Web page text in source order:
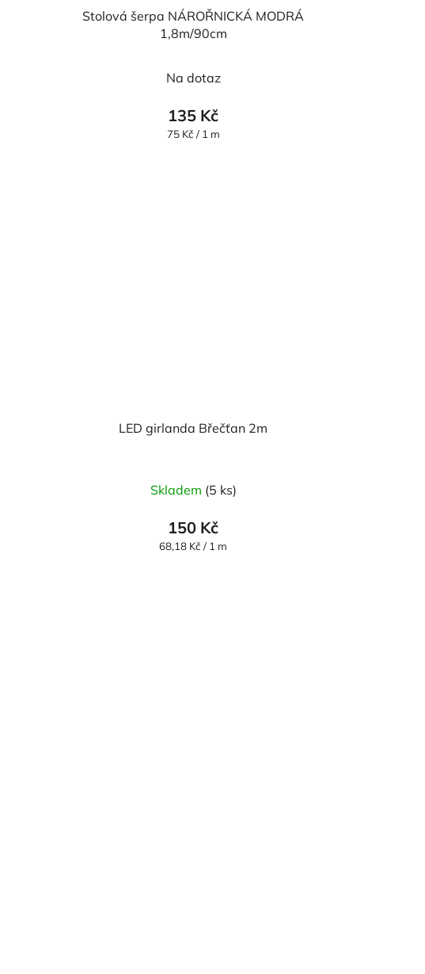
Stolová šerpa NÁROŘNICKÁ MODRÁ
1,8m/90cm
Na dotaz
135 Kč
Měrná
75 Kč / 1 m
LED girlanda Břečťan 2m
Skladem (5 ks)
150 Kč
Měrná
68,18 Kč / 1 m